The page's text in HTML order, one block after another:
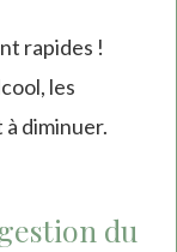
rapides !
les
diminuer.
du